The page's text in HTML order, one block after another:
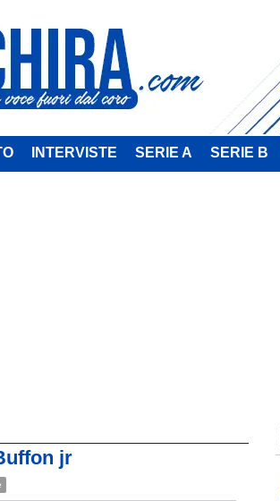
INTERVISTE SERIE A SERIE B
jr